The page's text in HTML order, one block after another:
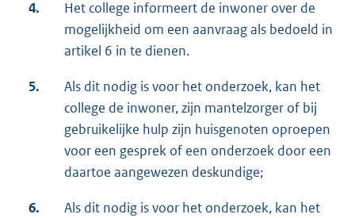
4.
Het college informeert de inwoner over de
mogelijkheid om een aanvraag als bedoeld in
artikel 6 in te dienen.
5.
Als dit nodig is voor het onderzoek, kan het
college de inwoner, zijn mantelzorger of bij
gebruikelijke hulp zijn huisgenoten oproepen
voor een gesprek of een onderzoek door een
daartoe aangewezen deskundige;
6.
Als dit nodig is voor het onderzoek, kan het